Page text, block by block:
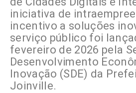
iniciativa de
incentivo a soluções
serviço público foi
fevereiro de 2026 pela
Desenvolvimento
Inovação (SDE) da
Joinville.